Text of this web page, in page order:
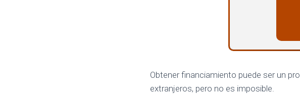
Obtener financiamiento puede ser un
extranjeros, pero no es imposible.